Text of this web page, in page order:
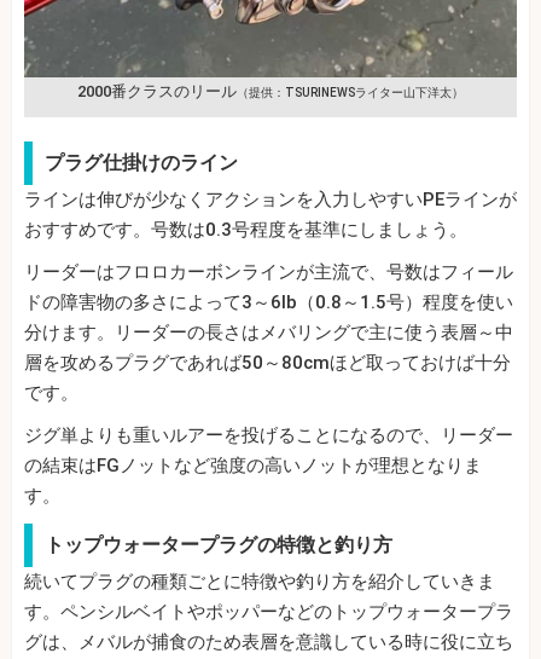
2000番クラスのリール （提供：TSURINEWSライター山下洋太）
プラグ仕掛けのライン
ラインは伸びが少なくアクションを入力しやすいPEラインが
おすすめです。号数は0.3号程度を基準にしましょう。
リーダーはフロロカーボンラインが主流で、号数はフィール
ドの障害物の多さによって3～6lb（0.8～1.5号）程度を使い
分けます。リーダーの長さはメバリングで主に使う表層～中
層を攻めるプラグであれば50～80cmほど取っておけば十分
です。
ジグ単よりも重いルアーを投げることになるので、リーダー
の結束はFGノットなど強度の高いノットが理想となりま
す。
トップウォータープラグの特徴と釣り方
続いてプラグの種類ごとに特徴や釣り方を紹介していきま
す。ペンシルベイトやポッパーなどのトップウォータープラ
グは、メバルが捕食のため表層を意識している時に役に立ち